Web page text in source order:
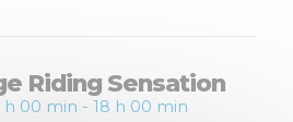
Riding Sensation
h 00 min - 18 h 00 min